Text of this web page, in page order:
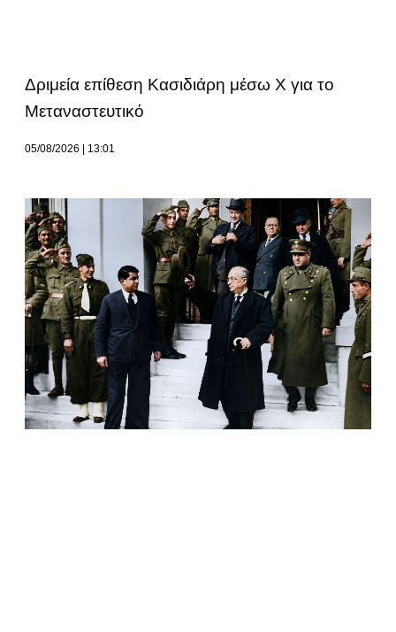
Δριμεία επίθεση Κασιδιάρη μέσω Χ για το
Μεταναστευτικό
05/08/2026 13:01